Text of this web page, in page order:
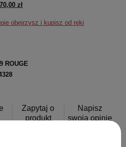
70,00 zł
obejrzysz i kupisz od ręki
ROUGE
Zapytaj o
produkt
Napisz
swoją opinię